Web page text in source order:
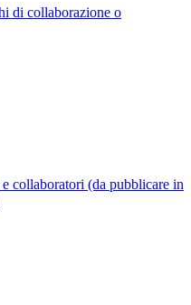
di collaborazione o
collaboratori (da pubblicare in